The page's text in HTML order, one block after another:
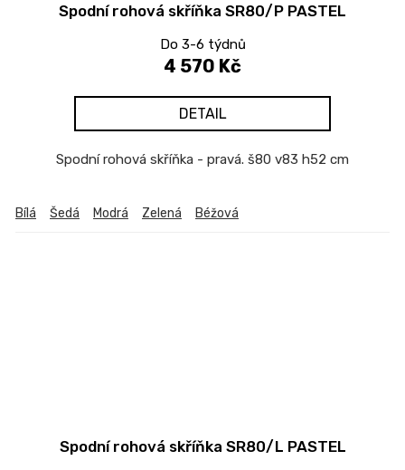
Spodní rohová skříňka SR80/P PASTEL
Do 3-6 týdnů
4 570 Kč
DETAIL
Spodní rohová skříňka - pravá. š80 v83 h52 cm
Bílá Šedá Modrá Zelená Béžová
Spodní rohová skříňka SR80/L PASTEL